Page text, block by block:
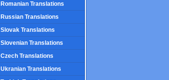
Romanian Translations
Russian Translations
Slovak Translations
Slovenian Translations
Czech Translations
Ukranian Translations